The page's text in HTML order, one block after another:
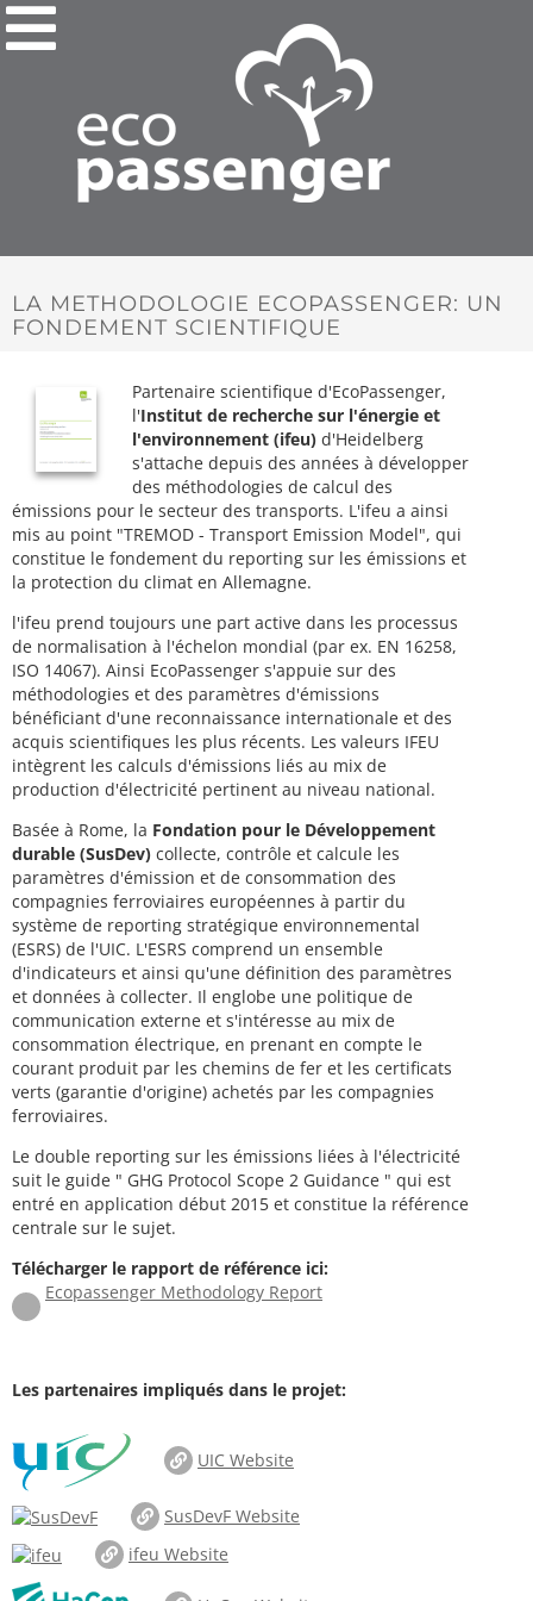
LA METHODOLOGIE ECOPASSENGER: UN
FONDEMENT SCIENTIFIQUE
Partenaire scientifique d'EcoPassenger,
l'Institut de recherche sur l'énergie et
l'environnement (ifeu) d'Heidelberg
s'attache depuis des années à développer
des méthodologies de calcul des
émissions pour le secteur des transports. L'ifeu a ainsi
mis au point "TREMOD - Transport Emission Model", qui
constitue le fondement du reporting sur les émissions et
la protection du climat en Allemagne.
l'ifeu prend toujours une part active dans les processus
de normalisation à l'échelon mondial (par ex. EN 16258,
ISO 14067). Ainsi EcoPassenger s'appuie sur des
méthodologies et des paramètres d'émissions
bénéficiant d'une reconnaissance internationale et des
acquis scientifiques les plus récents. Les valeurs IFEU
intègrent les calculs d'émissions liés au mix de
production d'électricité pertinent au niveau national.
Basée à Rome, la Fondation pour le Développement
durable (SusDev) collecte, contrôle et calcule les
paramètres d'émission et de consommation des
compagnies ferroviaires européennes à partir du
système de reporting stratégique environnemental
(ESRS) de l'UIC. L'ESRS comprend un ensemble
d'indicateurs et ainsi qu'une définition des paramètres
et données à collecter. Il englobe une politique de
communication externe et s'intéresse au mix de
consommation électrique, en prenant en compte le
courant produit par les chemins de fer et les certificats
verts (garantie d'origine) achetés par les compagnies
ferroviaires.
Le double reporting sur les émissions liées à l'électricité
suit le guide " GHG Protocol Scope 2 Guidance " qui est
entré en application début 2015 et constitue la référence
centrale sur le sujet.
Télécharger le rapport de référence ici:
Ecopassenger Methodology Report
Les partenaires impliqués dans le projet:
UIC Website
SusDevF Website
ifeu Website